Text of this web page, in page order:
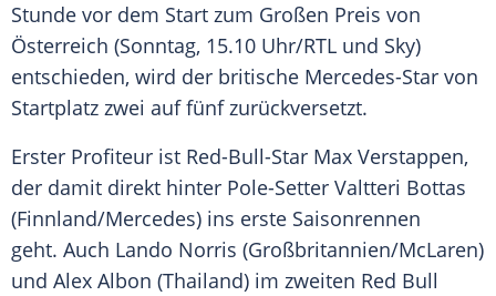
Stunde vor dem Start zum Großen Preis von
Österreich (Sonntag, 15.10 Uhr/RTL und Sky)
entschieden, wird der britische Mercedes-Star von
Startplatz zwei auf fünf zurückversetzt.
Erster Profiteur ist Red-Bull-Star Max Verstappen,
der damit direkt hinter Pole-Setter Valtteri Bottas
(Finnland/Mercedes) ins erste Saisonrennen
geht. Auch Lando Norris (Großbritannien/McLaren)
und Alex Albon (Thailand) im zweiten Red Bull